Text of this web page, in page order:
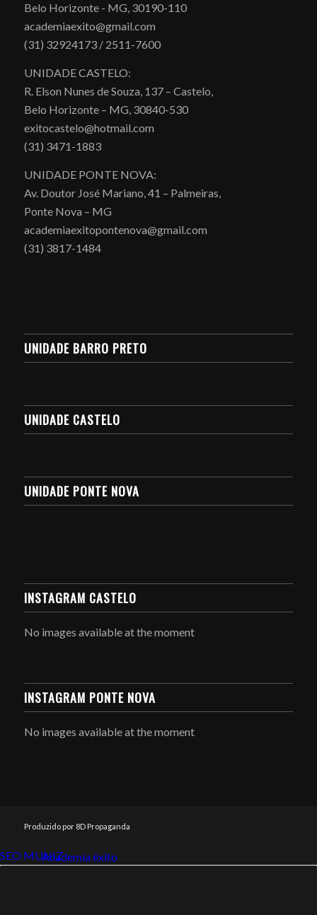
Belo Horizonte - MG, 30190-110
academiaexito@gmail.com
(31) 32924173 / 2511-7600
UNIDADE CASTELO:
R. Elson Nunes de Souza, 137 – Castelo,
Belo Horizonte – MG, 30840-530
exitocastelo@hotmail.com
(31) 3471-1883
UNIDADE PONTE NOVA:
Av. Doutor José Mariano, 41 – Palmeiras,
Ponte Nova – MG
academiaexitopontenova@gmail.com
(31) 3817-1484
UNIDADE BARRO PRETO
UNIDADE CASTELO
UNIDADE PONTE NOVA
INSTAGRAM CASTELO
No images available at the moment
INSTAGRAM PONTE NOVA
No images available at the moment
Produzido por 8D Propaganda
SEO MUNIZ
Link112Academia êxito